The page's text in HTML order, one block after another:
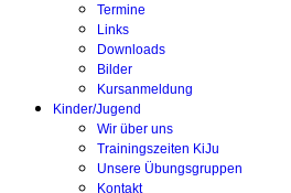
Termine
Links
Downloads
Bilder
Kursanmeldung
Kinder/Jugend
Wir über uns
Trainingszeiten KiJu
Unsere Übungsgruppen
Kontakt